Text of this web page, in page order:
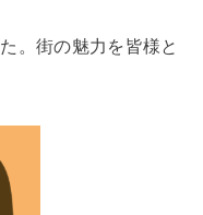
。街の魅力を皆様と